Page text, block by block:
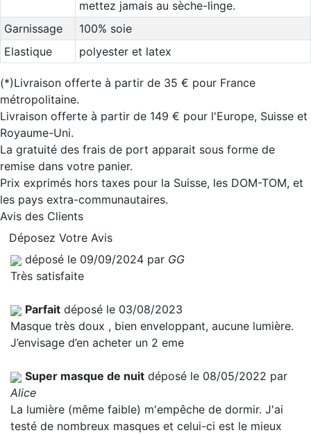
mettez jamais au sèche-linge.
Garnissage
100% soie
Elastique
polyester et latex
(*)Livraison offerte à partir de 35 € pour France
métropolitaine.
Livraison offerte à partir de 149 € pour l'Europe, Suisse et
Royaume-Uni.
La gratuité des frais de port apparait sous forme de
remise dans votre panier.
Prix exprimés hors taxes pour la Suisse, les DOM-TOM, et
les pays extra-communautaires.
Avis des Clients
Déposez Votre Avis
déposé le 09/09/2024 par GG
Très satisfaite
Parfait déposé le 03/08/2023
Masque très doux , bien enveloppant, aucune lumière.
J’envisage d’en acheter un 2 eme
Super masque de nuit déposé le 08/05/2022 par
Alice
La lumière (même faible) m'empêche de dormir. J'ai
testé de nombreux masques et celui-ci est le mieux